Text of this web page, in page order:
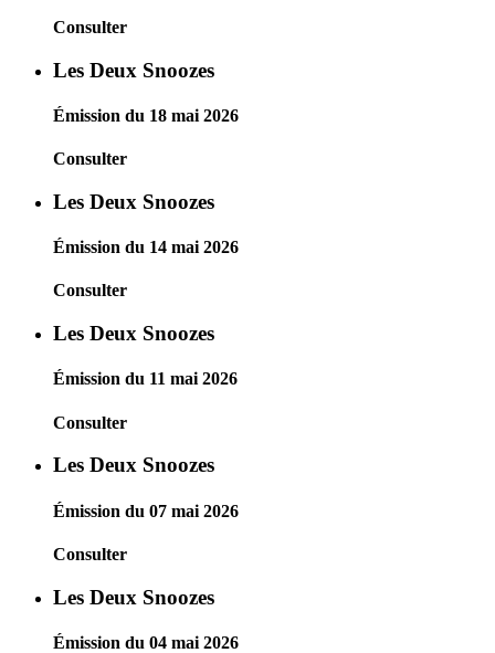
Consulter
Les Deux Snoozes
Émission du 18 mai 2026
Consulter
Les Deux Snoozes
Émission du 14 mai 2026
Consulter
Les Deux Snoozes
Émission du 11 mai 2026
Consulter
Les Deux Snoozes
Émission du 07 mai 2026
Consulter
Les Deux Snoozes
Émission du 04 mai 2026